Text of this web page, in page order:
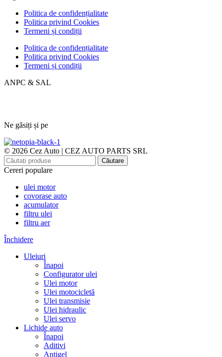
Politica de confidențialitate
Politica privind Cookies
Termeni și condiții
Politica de confidențialitate
Politica privind Cookies
Termeni și condiții
ANPC & SAL
Ne găsiți și pe
© 2026 Cez Auto | CEZ AUTO PARTS SRL
Căutare
Cereri populare
ulei motor
covorase auto
acumulator
filtru ulei
filtru aer
Închidere
Uleiuri
Înapoi
Configurator ulei
Ulei motor
Ulei motocicletă
Ulei transmisie
Ulei hidraulic
Ulei servo
Lichide auto
Înapoi
Aditivi
Antigel